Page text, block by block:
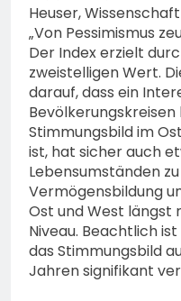
Heuser,
„Von Pessimismus
Der Index erzielt
zweistelligen Wert.
darauf, dass ein
Stimmungsbild im
ist, hat sicher auch
Lebensumständen
Vermögensbildung
Ost und West längst
Niveau. Beachtlich
das Stimmungsbild
Jahren signifikant